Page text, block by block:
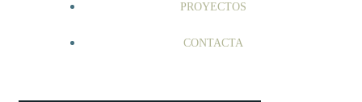
PROYECTOS
CONTACTA